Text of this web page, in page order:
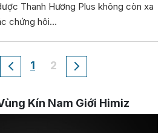
Thanh Hương Plus không còn xa
chứng hôi…
1 2
Kín Nam Giới Himiz